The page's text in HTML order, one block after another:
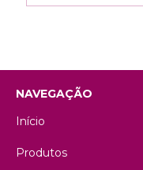
NAVEGAÇÃO
Início
Produtos